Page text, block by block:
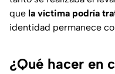
que la víctima podría
identidad permanece
¿Qué hacer en